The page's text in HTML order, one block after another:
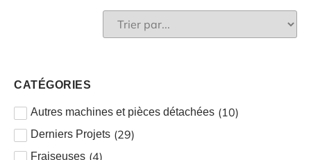
CATÉGORIES
Autres machines et pièces détachées (10)
Derniers Projets (29)
Fraiseuses (4)